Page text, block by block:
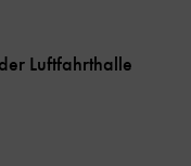
Luftfahrthalle